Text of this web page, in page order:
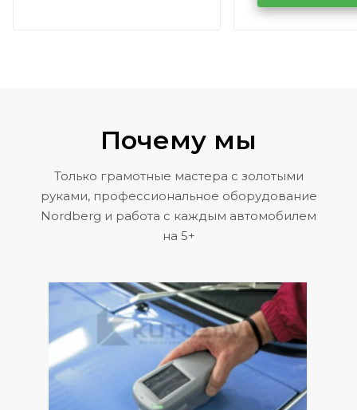
Volkswagen
Почему мы
Только грамотные мастера с золотыми
руками, профессиональное оборудование
Nordberg и работа с каждым автомобилем
на 5+